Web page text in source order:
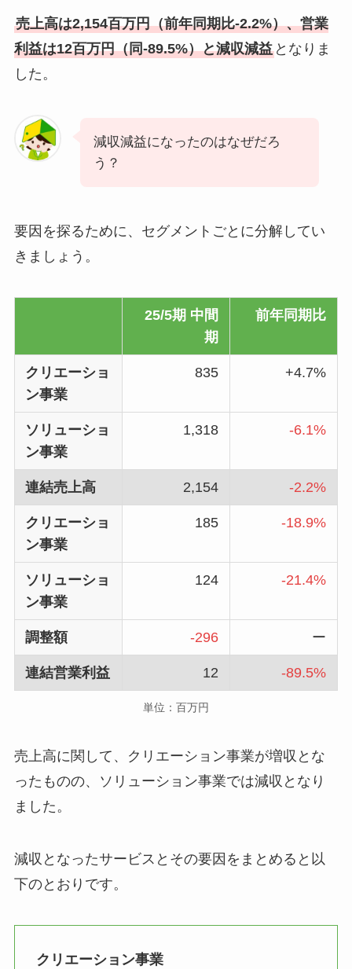
売上高は2,154百万円（前年同期比-2.2%）、営業
利益は12百万円（同-89.5%）と減収減益となりま
した。
減収減益になったのはなぜだろ
う？
要因を探るために、セグメントごとに分解してい
きましょう。
25/5期 中間
期
前年同期比
クリエーショ
ン事業
835 +4.7%
ソリューショ
ン事業
1,318 -6.1%
連結売上高 2,154 -2.2%
クリエーショ
ン事業
185 -18.9%
ソリューショ
ン事業
124 -21.4%
調整額 -296 ー
連結営業利益 12 -89.5%
単位：百万円
売上高に関して、クリエーション事業が増収とな
ったものの、ソリューション事業では減収となり
ました。
減収となったサービスとその要因をまとめると以
下のとおりです。
クリエーション事業